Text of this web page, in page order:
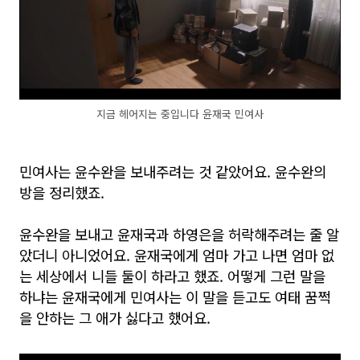
지금 헤어지는 중입니다 윤재국 민여사
민여사는 윤수완을 보내주려는 것 같았어요. 윤수완의
방을 정리했죠.
윤수완을 보내고 윤재국과 하영은을 허락해주려는 줄 알
았더니 아니었어요. 윤재국에게 엄마 가고 나면 엄마 없
는 세상에서 니들 둘이 하라고 했죠. 어떻게 그런 말을
하냐는 윤재국에게 민여사는 이 말을 듣고도 여태 꿈쩍
을 안하는 그 애가 싫다고 했어요.